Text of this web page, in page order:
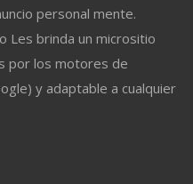
personal mente.
Les brinda un micrositio
por los motores de
y adaptable a cualquier